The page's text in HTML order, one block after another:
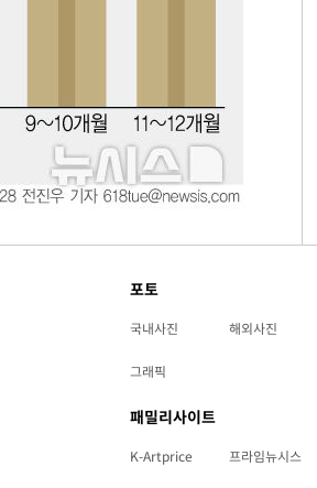
포토
국내사진 해외사진
그래픽
패밀리사이트
K-Artprice 프라임뉴시스